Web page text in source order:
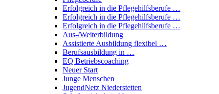
Erfolgreich in die Pflegehilfsberufe …
Erfolgreich in die Pflegehilfsberufe …
Erfolgreich in die Pflegehilfsberufe …
Aus-/Weiterbildung
Assistierte Ausbildung flexibel …
Berufsausbildung in …
EQ Betriebscoaching
Neuer Start
Junge Menschen
JugendNetz Niederstetten